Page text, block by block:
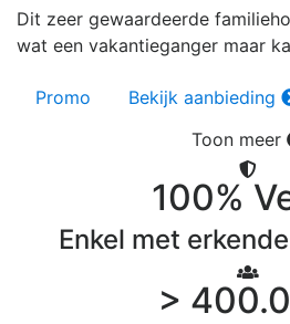
Dit zeer gewaardeerde
wat een vakantieganger maar
Promo
Bekijk aanbieding
Toon meer
100%
Enkel met
>